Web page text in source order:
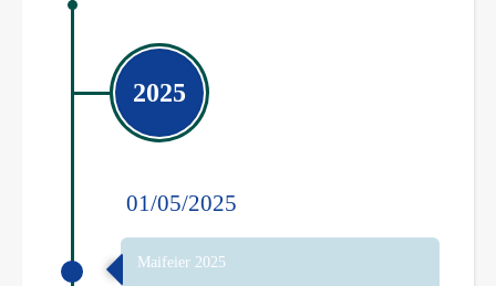
2025
01/05/2025
Maifeier 2025